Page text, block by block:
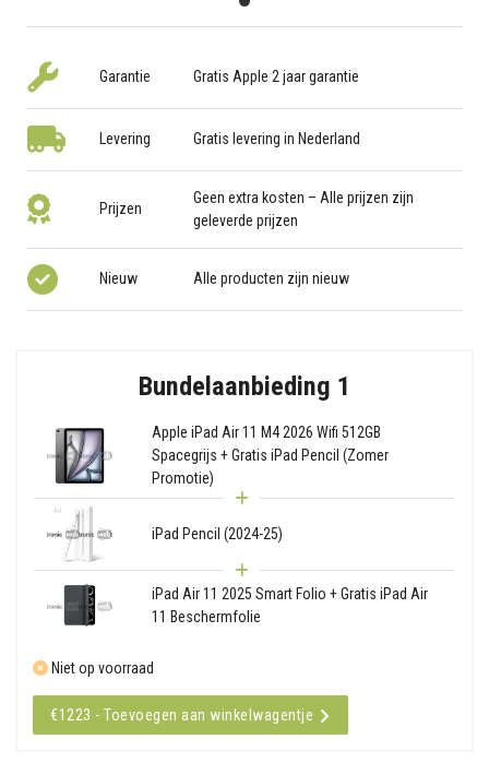
Garantie Gratis Apple 2 jaar garantie
Levering Gratis levering in Nederland
Prijzen
Geen extra kosten – Alle prijzen zijn
geleverde prijzen
Nieuw Alle producten zijn nieuw
Bundelaanbieding 1
Apple iPad Air 11 M4 2026 Wifi 512GB
Spacegrijs + Gratis iPad Pencil (Zomer
Promotie)
iPad Pencil (2024-25)
iPad Air 11 2025 Smart Folio + Gratis iPad Air
11 Beschermfolie
Niet op voorraad
€1223 - Toevoegen aan winkelwagentje